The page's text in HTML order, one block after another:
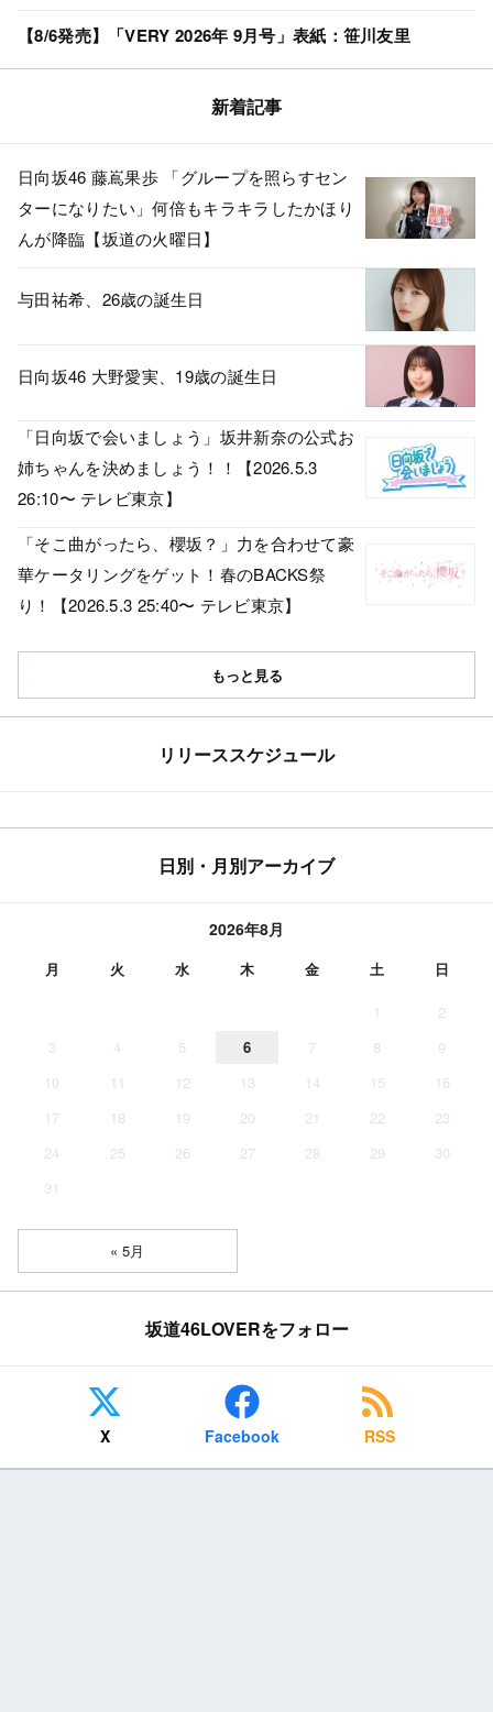
【8/6発売】「VERY 2026年 9月号」表紙：笹川友里
新着記事
日向坂46 藤嶌果歩 「グループを照らすセン
ターになりたい」何倍もキラキラしたかほり
んが降臨【坂道の火曜日】
与田祐希、26歳の誕生日
日向坂46 大野愛実、19歳の誕生日
「日向坂で会いましょう」坂井新奈の公式お
姉ちゃんを決めましょう！！【2026.5.3
26:10〜 テレビ東京】
「そこ曲がったら、櫻坂？」力を合わせて豪
華ケータリングをゲット！春のBACKS祭
り！【2026.5.3 25:40〜 テレビ東京】
もっと見る
リリーススケジュール
日別・月別アーカイブ
2026年8月
月 火 水 木 金 土 日
1
2
3
4 5 6 7 8
9
10
11 12 13 14 15
16
17
18 19 20 21 22
23
24
25 26 27 28 29
30
31
« 5月
坂道46LOVERをフォロー
X Facebook RSS